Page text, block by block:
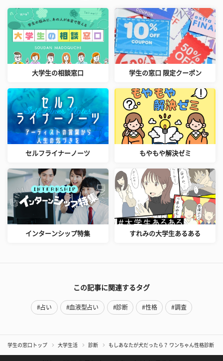
大学生の相談窓口 学生の窓口 限定クーポン
セルフライナーノーツ もやもや解決ゼミ
インターンシップ特集 すれみの大学生あるある
この記事に関連するタグ
#占い #血液型占い #診断 #性格 #調査
学生の窓口トップ 大学生活 診断 もしあなたが犬だったら？ ワンちゃん性格診断